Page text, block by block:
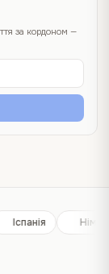
за кордоном —
Іспанія